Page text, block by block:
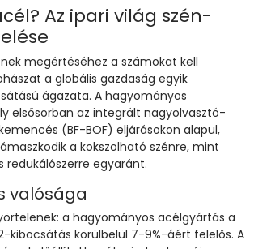
Az ipari világ szén-
megértéséhez a számokat kell
a globális gazdaság egyik
ágazata. A hagyományos
elsősorban az integrált nagyolvasztó-
(BF-BOF) eljárásokon alapul,
a kokszolható szénre, mint
redukálószerre egyaránt.
valósága
a hagyományos acélgyártás a
kibocsátás körülbelül 7-9%-áért felelős. A